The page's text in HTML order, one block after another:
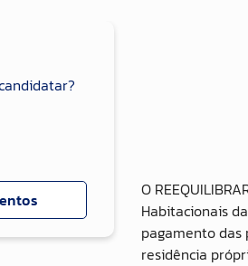
O
Habitacionais
pagamento das
residência